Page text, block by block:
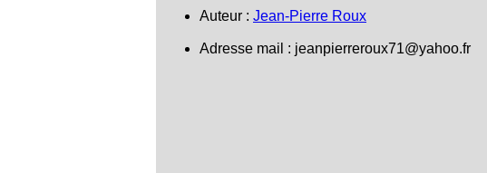
Auteur : Jean-Pierre Roux
Adresse mail : jeanpierreroux71@yahoo.fr